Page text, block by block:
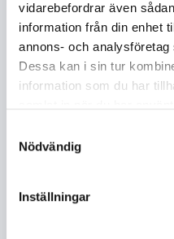
vidarebefordrar även
information från din enhet
annons- och
Dessa kan i sin tur
information som du har
Nödvändig
Inställningar
Podcast, tv och
Utöver standupscenen
röst för många svenskar
Kafferepet, som han
underhållande och
medverkat i Kanal 5